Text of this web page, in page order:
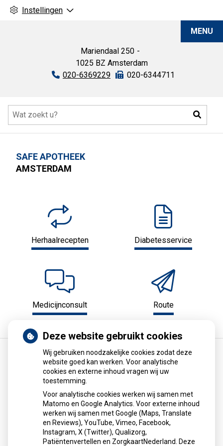
Instellingen
Mariendaal 250
1025 BZ Amsterdam
Tel:
020-6369229 Fax:
020-6344711
MENU
SAFE APOTHEEK
AMSTERDAM
Herhaalrecepten Diabetesservice
Medicijnconsult Route
Sinds huisartsen afslankmedicijnen mogen
voorschrijven, neemt gebruik toe
Sinds huisartsen afslankmedicijnen mogen voorschrijven, is
het gebruik sterk toegenomen: circa 80.000 Nederlanders
gebruiken nu middelen als Wegovy en Saxenda. Artsen
benadrukken dat deze medicijnen geen snelle oplossing
zijn, maar alleen werken als ondersteuning bij blijvende
Deze website gebruikt cookies
Wij gebruiken noodzakelijke cookies zodat deze
website goed kan werken. Voor analytische
cookies en externe inhoud vragen wij uw
toestemming.
Voor analytische cookies werken wij samen met
Matomo en Google Analytics. Voor externe inhoud
werken wij samen met Google (Maps, Translate
en Reviews), YouTube, Vimeo, Facebook,
Instagram, X (Twitter), Qualizorg,
Patiëntenvertellen en ZorgkaartNederland. Deze